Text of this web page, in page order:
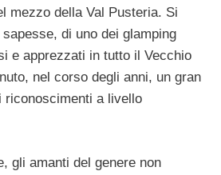
mezzo della Val Pusteria. Si
di uno dei glamping
e apprezzati in tutto il Vecchio
nel corso degli anni, un gran
riconoscimenti a livello
gli amanti del genere non